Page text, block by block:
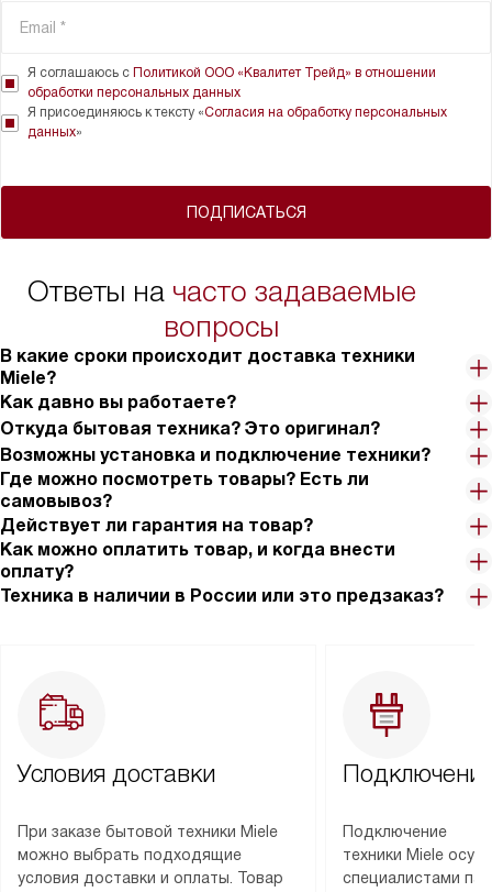
ПОДПИСАТЬСЯ
Я соглашаюсь с Политикой ООО «Квалитет Трейд» в отношении
обработки персональных данных
Я присоединяюсь к тексту «Согласия на обработку персональных
данных»
Ответы на часто задаваемые
вопросы
В какие сроки происходит доставка техники
Miele?
Как давно вы работаете?
Откуда бытовая техника? Это оригинал?
Возможны установка и подключение техники?
Где можно посмотреть товары? Есть ли
самовывоз?
Действует ли гарантия на товар?
Как можно оплатить товар, и когда внести
оплату?
Техника в наличии в России или это предзаказ?
Условия доставки
При заказе бытовой техники Miele
можно выбрать подходящие
условия доставки и оплаты. Товар
Подключение
техники Miele
специалистами